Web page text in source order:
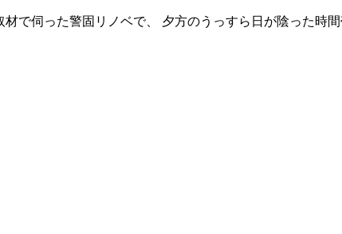
で伺った警固リノベで、 夕方のうっすら日が陰った時